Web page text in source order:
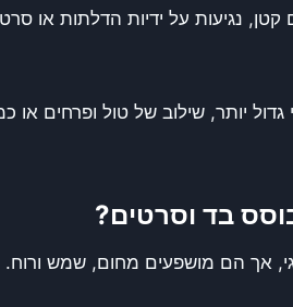
קטן, נגיעות על ידיות הדלתות
גדול יותר, שילוב של טול
בד וסרטים?
אך הם מושפעים מחום, שמש